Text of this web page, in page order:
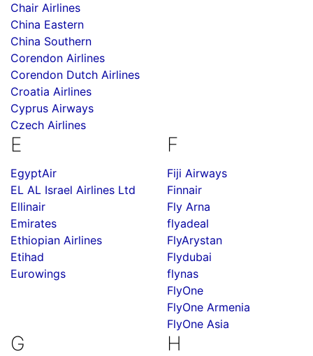
Chair Airlines
China Eastern
China Southern
Corendon Airlines
Corendon Dutch Airlines
Croatia Airlines
Cyprus Airways
Czech Airlines
E
EgyptAir
EL AL Israel Airlines Ltd
Ellinair
Emirates
Ethiopian Airlines
Etihad
Eurowings
F
Fiji Airways
Finnair
Fly Arna
flyadeal
FlyArystan
Flydubai
flynas
FlyOne
FlyOne Armenia
FlyOne Asia
G H